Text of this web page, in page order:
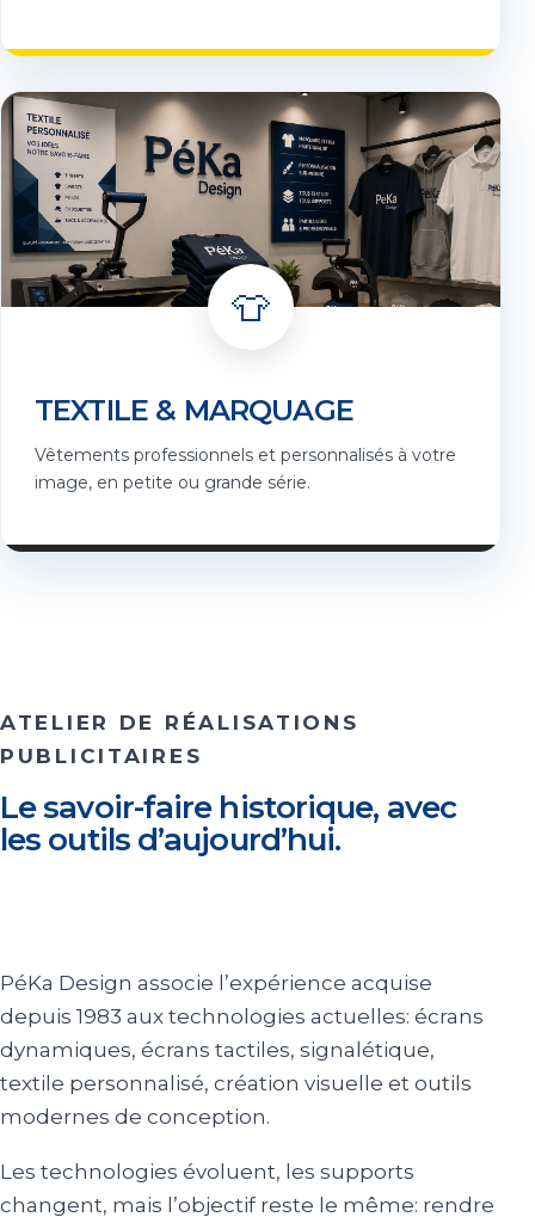
👕
TEXTILE & MARQUAGE
Vêtements professionnels et personnalisés à votre
image, en petite ou grande série.
ATELIER DE RÉALISATIONS
PUBLICITAIRES
Le savoir-faire historique, avec
les outils d’aujourd’hui.
PéKa Design associe l’expérience acquise
depuis 1983 aux technologies actuelles: écrans
dynamiques, écrans tactiles, signalétique,
textile personnalisé, création visuelle et outils
modernes de conception.
Les technologies évoluent, les supports
changent, mais l’objectif reste le même: rendre